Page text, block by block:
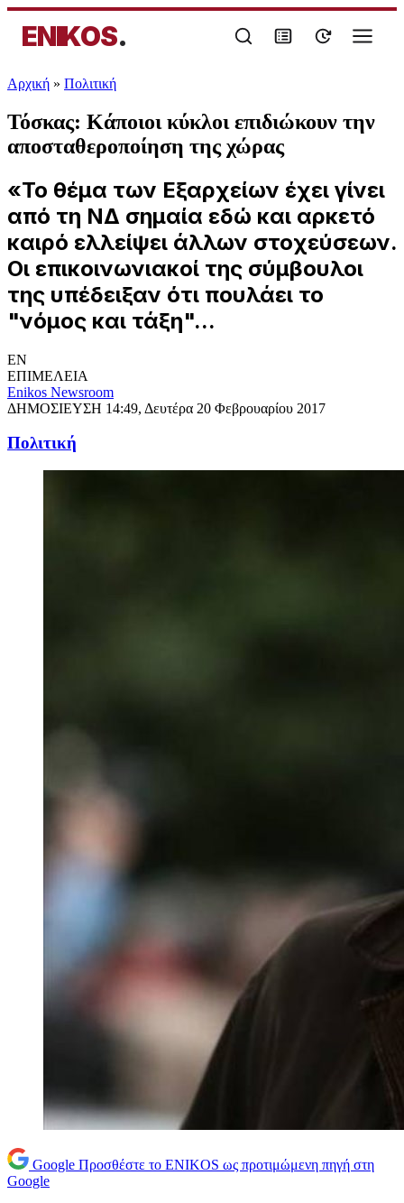
ENIKOS.
Αρχική » Πολιτική
Τόσκας: Κάποιοι κύκλοι επιδιώκουν την
αποσταθεροποίηση της χώρας
«Το θέμα των Εξαρχείων έχει γίνει
από τη ΝΔ σημαία εδώ και αρκετό
καιρό ελλείψει άλλων στοχεύσεων.
Οι επικοινωνιακοί της σύμβουλοι
της υπέδειξαν ότι πουλάει το
"νόμος και τάξη"...
EN
ΕΠΙΜΕΛΕΙΑ
Enikos Newsroom
ΔΗΜΟΣΙΕΥΣΗ 14:49, Δευτέρα 20 Φεβρουαρίου 2017
Πολιτική
Google Προσθέστε το ENIKOS ως προτιμώμενη πηγή στη
Google